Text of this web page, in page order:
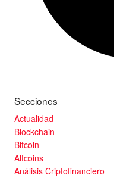
Secciones
Actualidad
Blockchain
Bitcoin
Altcoins
Análisis Criptofinanciero